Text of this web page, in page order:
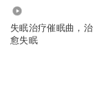
失眠治疗催眠曲，治
愈失眠